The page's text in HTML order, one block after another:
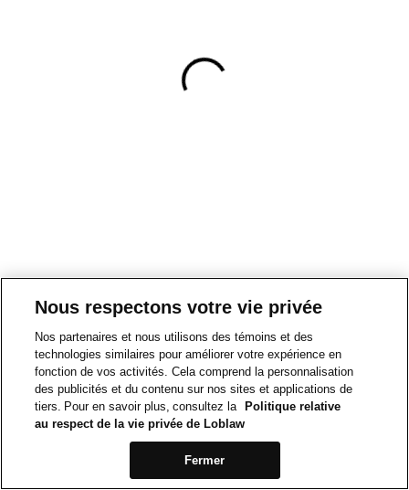
Nous respectons votre vie privée
Nos partenaires et nous utilisons des témoins et des
technologies similaires pour améliorer votre expérience en
fonction de vos activités. Cela comprend la personnalisation
des publicités et du contenu sur nos sites et applications de
tiers. Pour en savoir plus, consultez la
Politique relative
au respect de la vie privée de Loblaw
Fermer